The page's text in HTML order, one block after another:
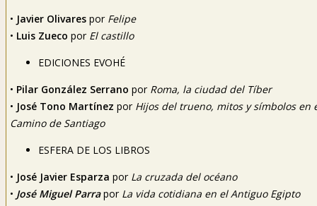
• Javier Olivares por Felipe
• Luis Zueco por El castillo
EDICIONES EVOHÉ
• Pilar González Serrano por Roma, la ciudad del Tíber
• José Tono Martínez por Hijos del trueno, mitos y símbolos en
Camino de Santiago
ESFERA DE LOS LIBROS
• José Javier Esparza por La cruzada del océano
• José Miguel Parra por La vida cotidiana en el Antiguo Egipto